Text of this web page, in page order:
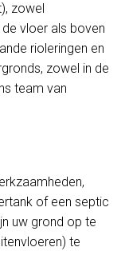
zowel
vloer als boven
rioleringen en
zowel in de
team van
of een septic
uw grond op te
te